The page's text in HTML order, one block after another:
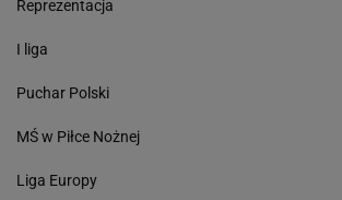
Reprezentacja
I liga
Puchar Polski
MŚ w Piłce Nożnej
Liga Europy